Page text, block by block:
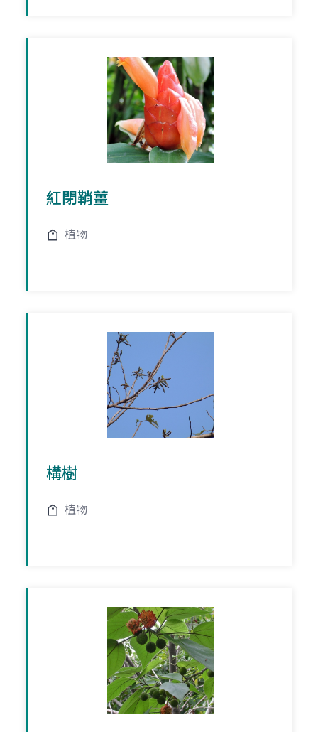
紅閉鞘薑
植物
構樹
植物